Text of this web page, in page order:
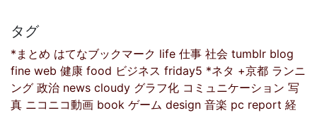
タグ
*まとめ はてなブックマーク life 仕事 社会 tumblr blog
fine web 健康 food ビジネス friday5 *ネタ +京都 ランニ
ング 政治 news cloudy グラフ化 コミュニケーション 写
真 ニコニコ動画 book ゲーム design 音楽 pc report 経